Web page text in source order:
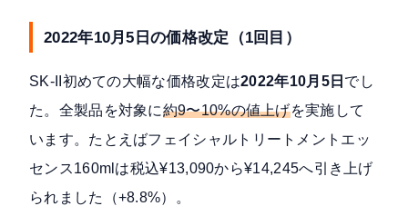
2022年10月5日の価格改定（1回目）
SK-II初めての大幅な価格改定は2022年10月5日 でし
た。全製品を対象に約9〜10%の値上げを実施して
います。たとえばフェイシャルトリートメントエッ
センス160mlは税込¥13,090から¥14,245へ引き上げ
られました（+8.8%）。